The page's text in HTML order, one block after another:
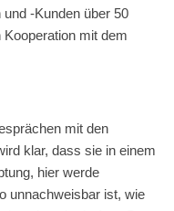
-Kunden über 50
mit dem
mit den
klar, dass sie in einem
hier werde
unnachweisbar ist, wie